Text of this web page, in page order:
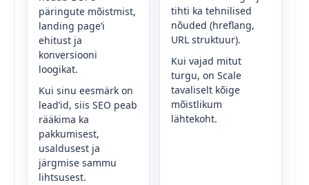
päringute mõistmist,
landing page’i
ehitust ja
konversiooni
loogikat.
Kui sinu eesmärk on
lead’id, siis SEO peab
rääkima ka
pakkumisest,
usaldusest ja
järgmise sammu
lihtsusest.
tihti ka tehnilised
nõuded (hreflang,
URL struktuur).
Kui vajad mitut
turgu, on Scale
tavaliselt kõige
mõistlikum
lähtekoht.